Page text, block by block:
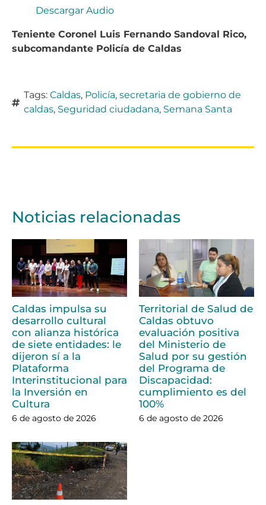
Descargar Audio
Teniente Coronel Luis Fernando Sandoval Rico,
subcomandante Policía de Caldas
Tags: Caldas, Policía, secretaria de gobierno de
caldas, Seguridad ciudadana, Semana Santa
Noticias relacionadas
Caldas impulsa su
desarrollo cultural
con alianza histórica
de siete entidades: le
dijeron sí a la
Plataforma
Interinstitucional para
la Inversión en
Cultura
6 de agosto de 2026
Territorial de Salud de
Caldas obtuvo
evaluación positiva
del Ministerio de
Salud por su gestión
del Programa de
Discapacidad:
cumplimiento es del
100%
6 de agosto de 2026